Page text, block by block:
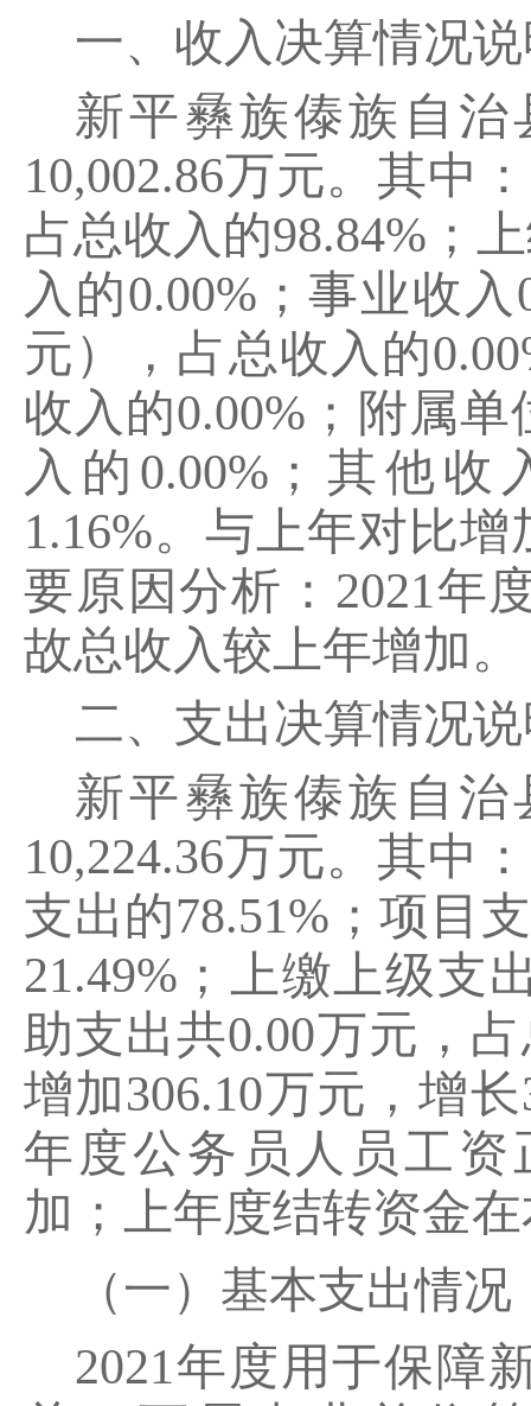
一、收入决算情况
新平彝族傣族自治
10,002.86万元。其中
占总收入的98.84%；
入的0.00%；事业收
元），占总收入的
收入的0.00%；附属
入的0.00%；其他
1.16%。与上年对比增
要原因分析：2021年
故总收入较上年增加。
二、支出决算情况
新平彝族傣族自治
10,224.36万元。其中
支出的78.51%；项目
21.49%；上缴上级支
助支出共0.00万元，
增加306.10万元，增
年度公务员人员工
加；上年度结转资金
（一）基本支出情况
2021年度用于保障